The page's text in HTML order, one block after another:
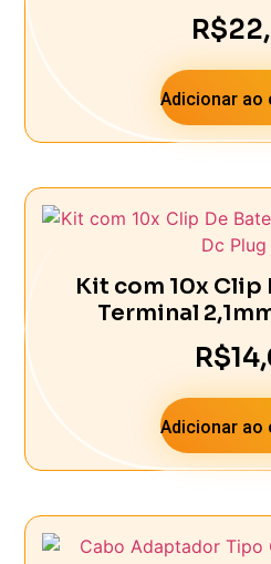
R$
Adicionar ao
Kit com 10x Clip
Terminal
R$
Adicionar ao